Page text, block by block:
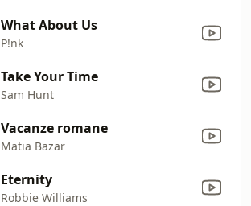
What About Us
P!nk
Take Your Time
Sam Hunt
Vacanze romane
Matia Bazar
Eternity
Robbie Williams